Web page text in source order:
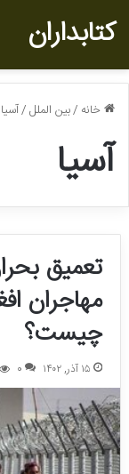
کتابداران
خانه /بین الملل/آسیا
آسیا
تعمیق
مهاجران
چیست؟
۱۵ آذر, ۱۴۰۲ 0